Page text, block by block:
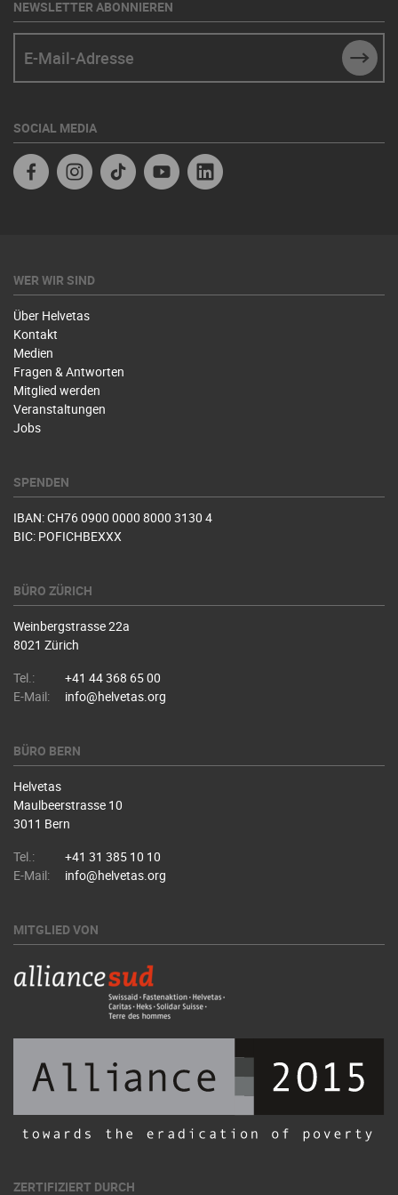
NEWSLETTER ABONNIEREN
SOCIAL MEDIA
FacebookInstagramTikTok Youtube
WER WIR SIND
Über Helvetas
Kontakt
Medien
Fragen & Antworten
Mitglied werden
Veranstaltungen
Jobs
SPENDEN
IBAN: CH76 0900 0000 8000 3130 4
BIC: POFICHBEXXX
BÜRO ZÜRICH
Weinbergstrasse 22a
8021 Zürich
Tel.:
+41 44 368 65 00
E-Mail:
info@helvetas.org
BÜRO BERN
Helvetas
Maulbeerstrasse 10
3011 Bern
Tel.:
+41 31 385 10 10
E-Mail:
info@helvetas.org
MITGLIED VON
ZERTIFIZIERT DURCH